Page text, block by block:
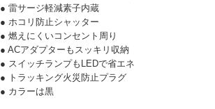
● 雷サージ軽減素子内蔵
● ホコリ防止シャッター
● 燃えにくいコンセント周り
● ACアダプターもスッキリ収納
● スイッチランプもLEDで省エネ
● トラッキング火災防止プラグ
● カラーは黒